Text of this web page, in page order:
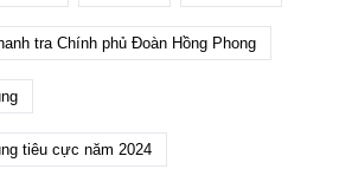
tra Chính phủ Đoàn Hồng Phong
tiêu cực năm 2024